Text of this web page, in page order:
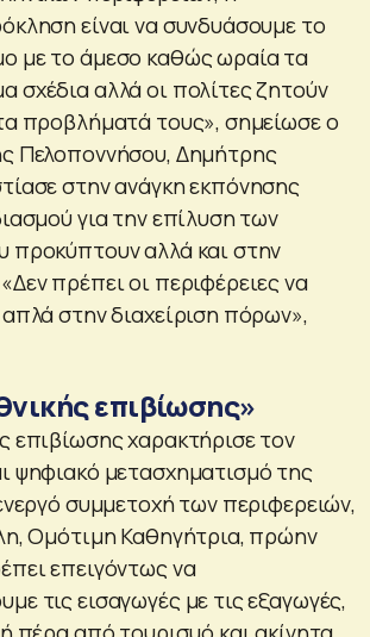
είναι να συνδυάσουμε το
με το άμεσο καθώς ωραία τα
σχέδια αλλά οι πολίτες ζητούν
προβλήματά τους», σημείωσε ο
Πελοποννήσου, Δημήτρης
στην ανάγκη εκπόνησης
για την επίλυση των
προκύπτουν αλλά και στην
πρέπει οι περιφέρειες να
στην διαχείριση πόρων»,
επιβίωσης»
επιβίωσης χαρακτήρισε τον
ψηφιακό μετασχηματισμό της
συμμετοχή των περιφερειών,
Ομότιμη Καθηγήτρια, πρώην
επειγόντως να
τις εισαγωγές με τις εξαγωγές,